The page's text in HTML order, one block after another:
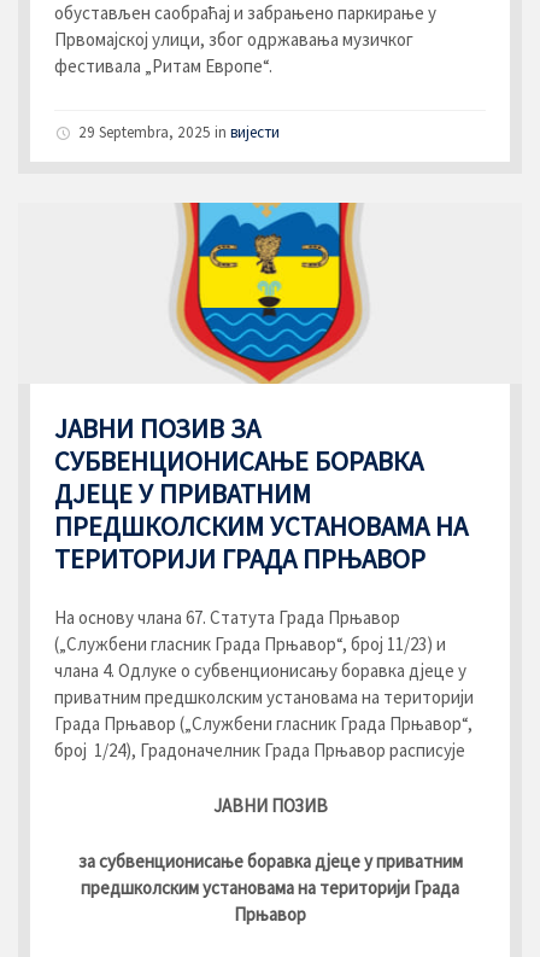
обустављен саобраћај и забрањено паркирање у
Првомајској улици, због одржавања музичког
фестивала „Ритам Европе“.
29 Septembra, 2025 in вијести
ЈАВНИ ПОЗИВ ЗА
СУБВЕНЦИОНИСАЊЕ БОРАВКА
ДЈЕЦЕ У ПРИВАТНИМ
ПРЕДШКОЛСКИМ УСТАНОВАМА НА
ТЕРИТОРИЈИ ГРАДА ПРЊАВОР
На основу члана 67. Статута Града Прњавор
(„Службени гласник Града Прњавор“, број 11/23) и
члана 4. Одлуке о субвенционисању боравка дјеце у
приватним предшколским установама на територији
Града Прњавор („Службени гласник Града Прњавор“,
број 1/24), Градоначелник Града Прњавор расписује
ЈАВНИ ПОЗИВ
за субвенционисање боравка дјеце у приватним
предшколским установама на територији Града
Прњавор